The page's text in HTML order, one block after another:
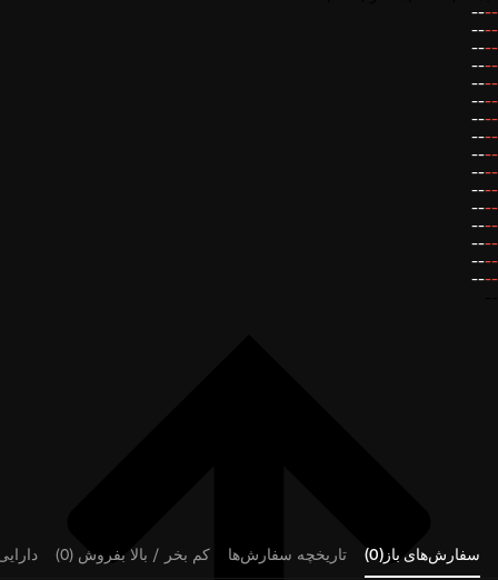
--
--
--
--
--
--
--
--
--
--
--
--
--
--
--
--
--
--
--
--
--
--
--
--
--
--
--
--
--
--
--
--
سفارش‌های باز(0) تاریخچه سفارش‌ها کم بخر / بالا بفروش (0)